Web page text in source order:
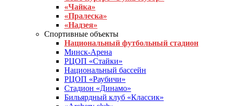
«Чайка»
«Пралеска»
«Надзея»
Спортивные объекты
Национальный футбольный стадион
Минск-Арена
РЦОП «Стайки»
Национальный бассейн
РЦОП «Раубичи»
Стадион «Динамо»
Бильярдный клуб «Классик»